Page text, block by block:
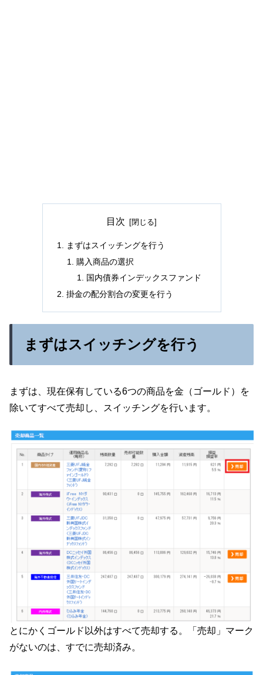
目次
まずはスイッチングを行う
購入商品の選択
国内債券インデックスファンド
掛金の配分割合の変更を行う
まずはスイッチングを行う
まずは、現在保有している6つの商品を金（ゴールド）を
除いてすべて売却し、スイッチングを行います。
とにかくゴールド以外はすべて売却する。「売却」マーク
がないのは、すでに売却済み。